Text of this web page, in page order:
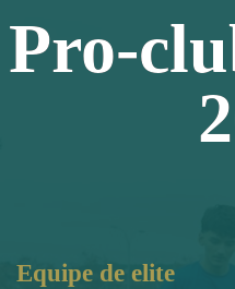
Equipe de elite